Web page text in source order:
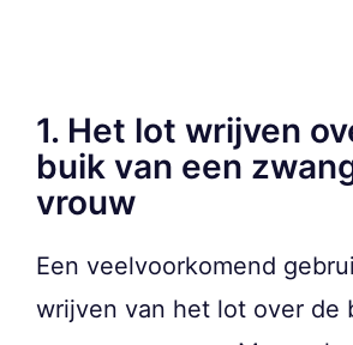
1. Het lot wrijven
buik van een
vrouw
Een veelvoorkomend
wrijven van het lot over de